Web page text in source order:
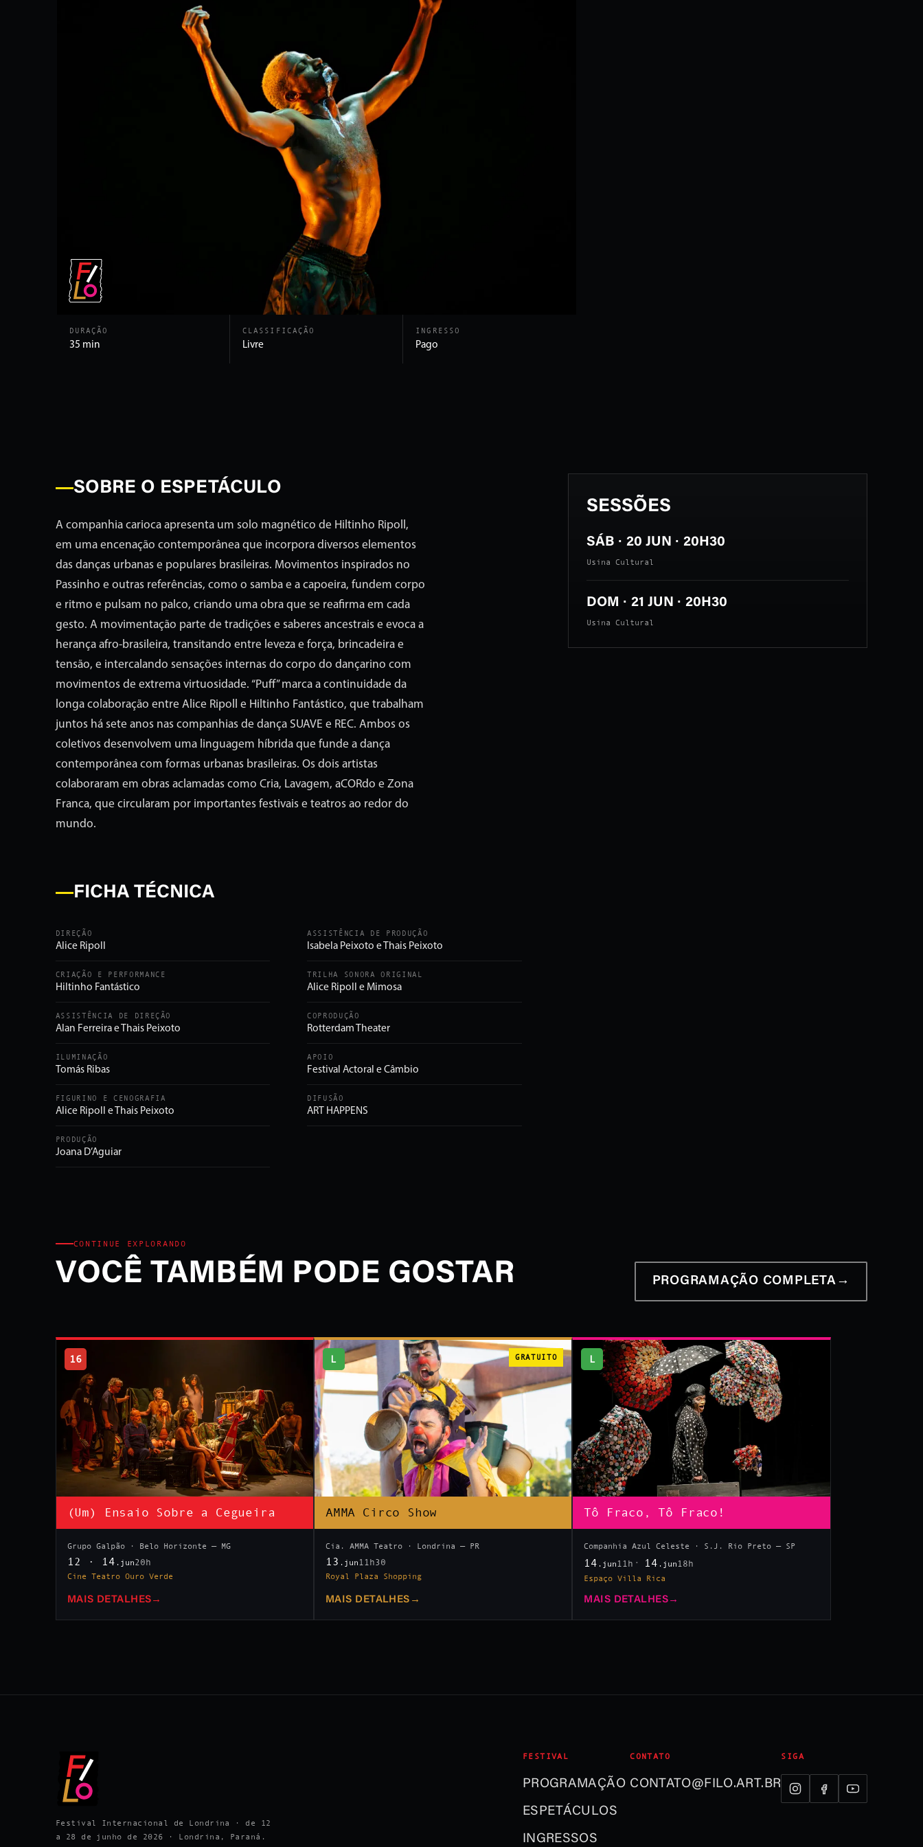
DURAÇÃO
35 min
CLASSIFICAÇÃO
Livre
INGRESSO
Pago
SOBRE O ESPETÁCULO
A companhia carioca apresenta um solo magnético de Hiltinho Ripoll,
em uma encenação contemporânea que incorpora diversos elementos
das danças urbanas e populares brasileiras. Movimentos inspirados no
Passinho e outras referências, como o samba e a capoeira, fundem corpo
e ritmo e pulsam no palco, criando uma obra que se reafirma em cada
gesto. A movimentação parte de tradições e saberes ancestrais e evoca a
herança afro-brasileira, transitando entre leveza e força, brincadeira e
tensão, e intercalando sensações internas do corpo do dançarino com
movimentos de extrema virtuosidade. “Puff” marca a continuidade da
longa colaboração entre Alice Ripoll e Hiltinho Fantástico, que trabalham
juntos há sete anos nas companhias de dança SUAVE e REC. Ambos os
coletivos desenvolvem uma linguagem híbrida que funde a dança
contemporânea com formas urbanas brasileiras. Os dois artistas
colaboraram em obras aclamadas como Cria, Lavagem, aCORdo e Zona
Franca, que circularam por importantes festivais e teatros ao redor do
mundo.
FICHA TÉCNICA
DIREÇÃO
Alice Ripoll
CRIAÇÃO E PERFORMANCE
Hiltinho Fantástico
ASSISTÊNCIA DE DIREÇÃO
Alan Ferreira e Thais Peixoto
ILUMINAÇÃO
Tomás Ribas
FIGURINO E CENOGRAFIA
Alice Ripoll e Thais Peixoto
PRODUÇÃO
Joana D’Aguiar
ASSISTÊNCIA DE PRODUÇÃO
Isabela Peixoto e Thais Peixoto
TRILHA SONORA ORIGINAL
Alice Ripoll e Mimosa
COPRODUÇÃO
Rotterdam Theater
APOIO
Festival Actoral e Câmbio
DIFUSÃO
ART HAPPENS
SESSÕES
SÁB · 20 JUN · 20H30
Usina Cultural
DOM · 21 JUN · 20H30
Usina Cultural
CONTINUE EXPLORANDO
VOCÊ TAMBÉM PODE GOSTAR PROGRAMAÇÃO COMPLETA →
16
(Um) Ensaio Sobre a Cegueira
Grupo Galpão · Belo Horizonte — MG
12 · 14 .jun20h
Cine Teatro Ouro Verde
MAIS DETALHES →
L GRATUITO
AMMA Circo Show
Cia. AMMA Teatro · Londrina — PR
13 .jun11h30
Royal Plaza Shopping
MAIS DETALHES →
L
Tô Fraco, Tô Fraco!
Companhia Azul Celeste · S.J. Rio Preto — SP
14 .jun11h 14 .jun18h
Espaço Villa Rica
MAIS DETALHES →
Festival Internacional de Londrina · de 12
a 28 de junho de 2026 · Londrina, Paraná.
FESTIVAL
PROGRAMAÇÃO
ESPETÁCULOS
INGRESSOS
CONTATO
CONTATO@FILO.ART.BR
SIGA